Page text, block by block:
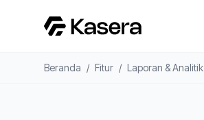
Beranda / Fitur / Laporan & Analitik